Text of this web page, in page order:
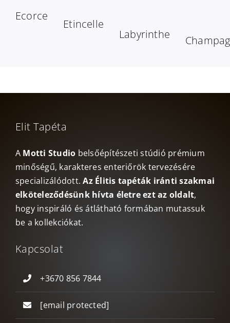
Ecorce
Etincelle
Labyrinthe
Elit Tapéta
A Motti Studio belsőépítészeti stúdió prémium
minőségű, karakteres enteriőrök tervezésére
specializálódott.Az Élitis tapéták iránti szakmai
elköteleződésünk hívta életre ezt az oldalt,
hogy inspiráló és átlátható formában mutassuk
be a kollekciókat.
Kapcsolat
+3670 856 7844
[email protected]